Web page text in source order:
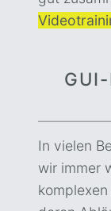
GUI-
In vielen
wir immer